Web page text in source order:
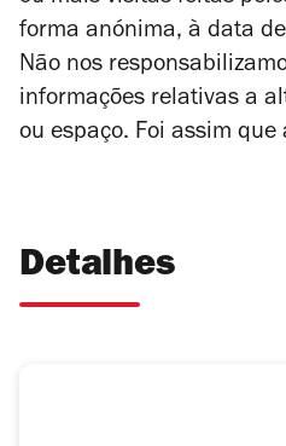
forma anónima, à data
Não nos
informações relativas a
ou espaço. Foi assim que
Detalhes